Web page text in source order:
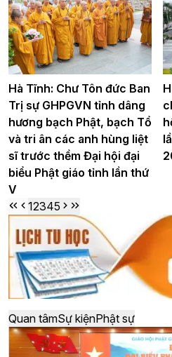
Hà Tĩnh: Chư Tôn đức Ban
Trị sự GHPGVN tỉnh dâng
hương bạch Phật, bạch Tổ
và tri ân các anh hùng liệt
sĩ trước thềm Đại hội đại
biểu Phật giáo tỉnh lần thứ
V
12345
Quan tâmSự kiệnPhật sự